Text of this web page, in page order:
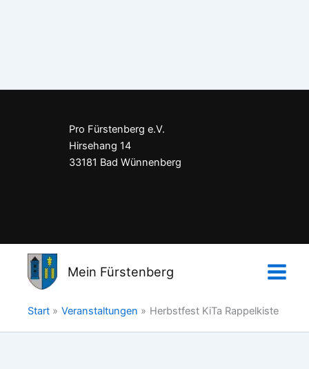
Mein Fürstenberg
Start Veranstaltungen Herbstfest KiTa Rappelkiste
Pro Fürstenberg e.V.
Hirsehang 14
33181 Bad Wünnenberg
Datenschutzerklärung